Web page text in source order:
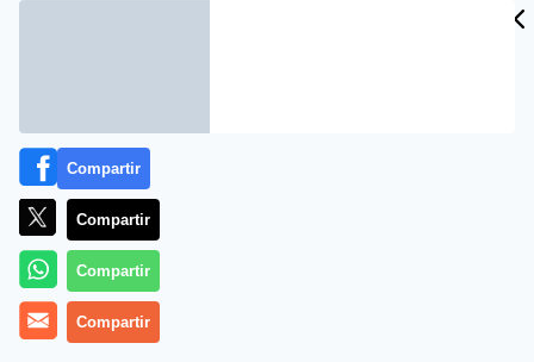
Archivado en: SUCESOS
Compartir
Compartir
Compartir
Compartir